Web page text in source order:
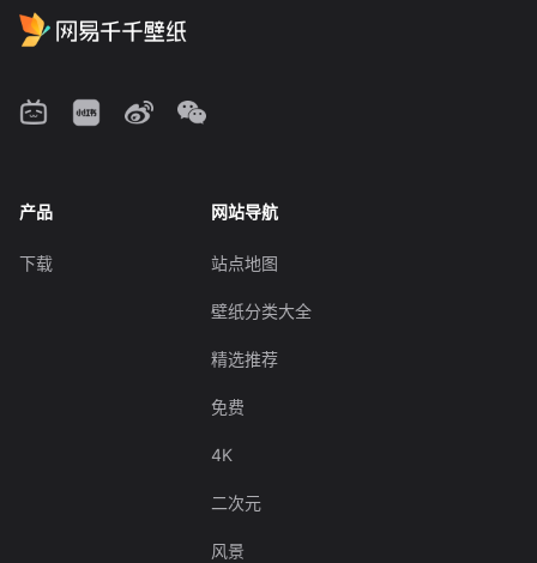
产品
下载
网站导航
站点地图
壁纸分类大全
精选推荐
免费
4K
二次元
风景